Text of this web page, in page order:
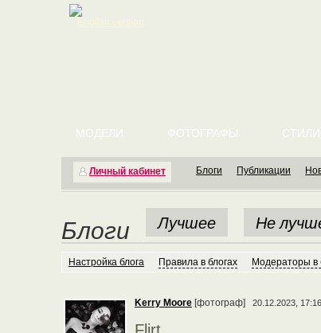
Личный кабинет
МОДЕЛИ ФОТОГРАФЫ
Блоги Публикации
Блоги Лучшее Не
Настройка блога Правила в блогах Модераторы в
Kerry Moore [фотограф] 20.12.2023, 17:16